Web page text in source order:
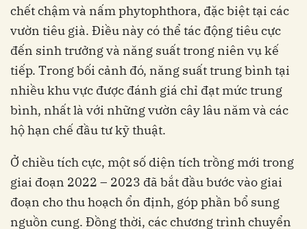
chết chậm và nấm phytophthora, đặc biệt tại các
vườn tiêu già. Điều này có thể tác động tiêu cực
đến sinh trưởng và năng suất trong niên vụ kế
tiếp. Trong bối cảnh đó, năng suất trung bình tại
nhiều khu vực được đánh giá chỉ đạt mức trung
bình, nhất là với những vườn cây lâu năm và các
hộ hạn chế đầu tư kỹ thuật.
Ở chiều tích cực, một số diện tích trồng mới trong
giai đoạn 2022 – 2023 đã bắt đầu bước vào giai
đoạn cho thu hoạch ổn định, góp phần bổ sung
nguồn cung. Đồng thời, các chương trình chuyển